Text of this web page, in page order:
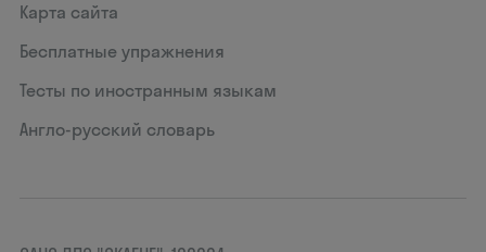
Карта сайта
Бесплатные упражнения
Тесты по иностранным языкам
Англо-русский словарь